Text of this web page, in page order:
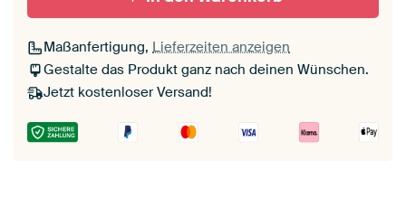
Maßanfertigung, Lieferzeiten anzeigen
Gestalte das Produkt ganz nach deinen Wünschen.
Jetzt kostenloser Versand!